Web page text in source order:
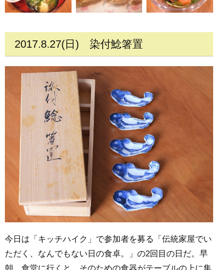
2017.8.27(日) 染付鯰箸置
今日は「キッチハイク」で参加者を募る「伝統家屋でい
ただく、なんでもない日の食卓。」の2回目の日だ。早